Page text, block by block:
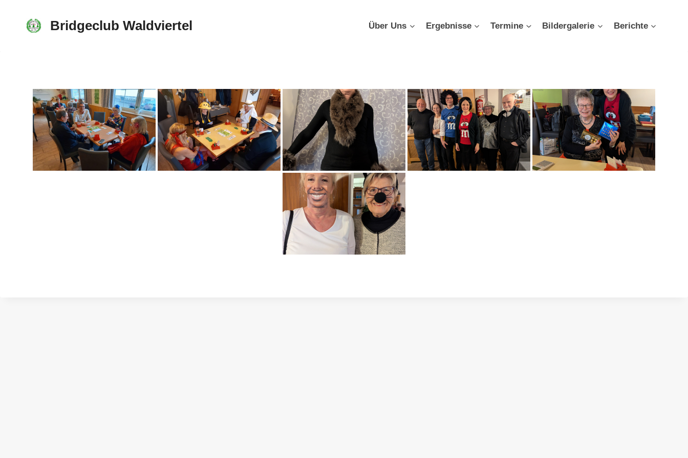
content
Bridgeclub Waldviertel Über Uns Ergebnisse Termine Bildergalerie Berichte